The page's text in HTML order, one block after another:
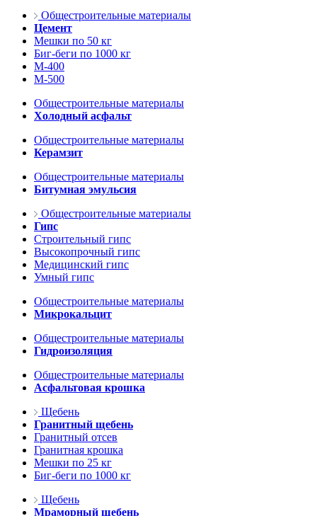
Общестроительные материалы
Цемент
Мешки по 50 кг
Биг-беги по 1000 кг
М-400
М-500
Общестроительные материалы
Холодный асфальт
Общестроительные материалы
Керамзит
Общестроительные материалы
Битумная эмульсия
Общестроительные материалы
Гипс
Строительный гипс
Высокопрочный гипс
Медицинский гипс
Умный гипс
Общестроительные материалы
Микрокальцит
Общестроительные материалы
Гидроизоляция
Общестроительные материалы
Асфальтовая крошка
Щебень
Гранитный щебень
Гранитный отсев
Гранитная крошка
Мешки по 25 кг
Биг-беги по 1000 кг
Щебень
Мраморный щебень